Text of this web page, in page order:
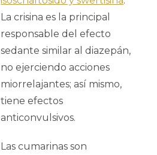
La crisina es la principal
responsable del efecto
sedante similar al diazepán,
no ejerciendo acciones
miorrelajantes; así mismo,
tiene efectos
anticonvulsivos.
Las cumarinas son